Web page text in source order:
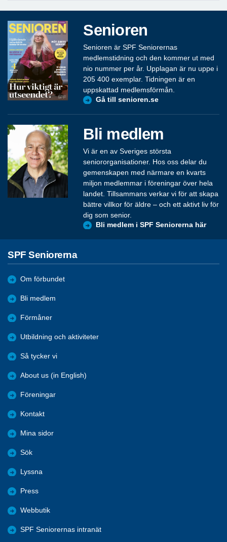
Senioren
Senioren är SPF Seniorernas
medlemstidning och den kommer ut med
nio nummer per år. Upplagan är nu uppe i
205 400 exemplar. Tidningen är en
uppskattad medlemsförmån.
Gå till senioren.se
Bli medlem
Vi är en av Sveriges största
seniororganisationer. Hos oss delar du
gemenskapen med närmare en kvarts
miljon medlemmar i föreningar över hela
landet. Tillsammans verkar vi för att skapa
bättre villkor för äldre – och ett aktivt liv för
dig som senior.
Bli medlem i SPF Seniorerna här
SPF Seniorerna
Om förbundet
Bli medlem
Förmåner
Utbildning och aktiviteter
Så tycker vi
About us (in English)
Föreningar
Kontakt
Mina sidor
Sök
Lyssna
Press
Webbutik
SPF Seniorernas intranät